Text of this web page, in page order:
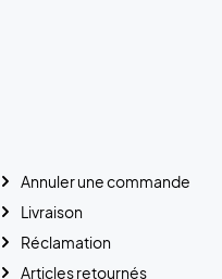
Annuler une commande
Livraison
Réclamation
Articles retournés